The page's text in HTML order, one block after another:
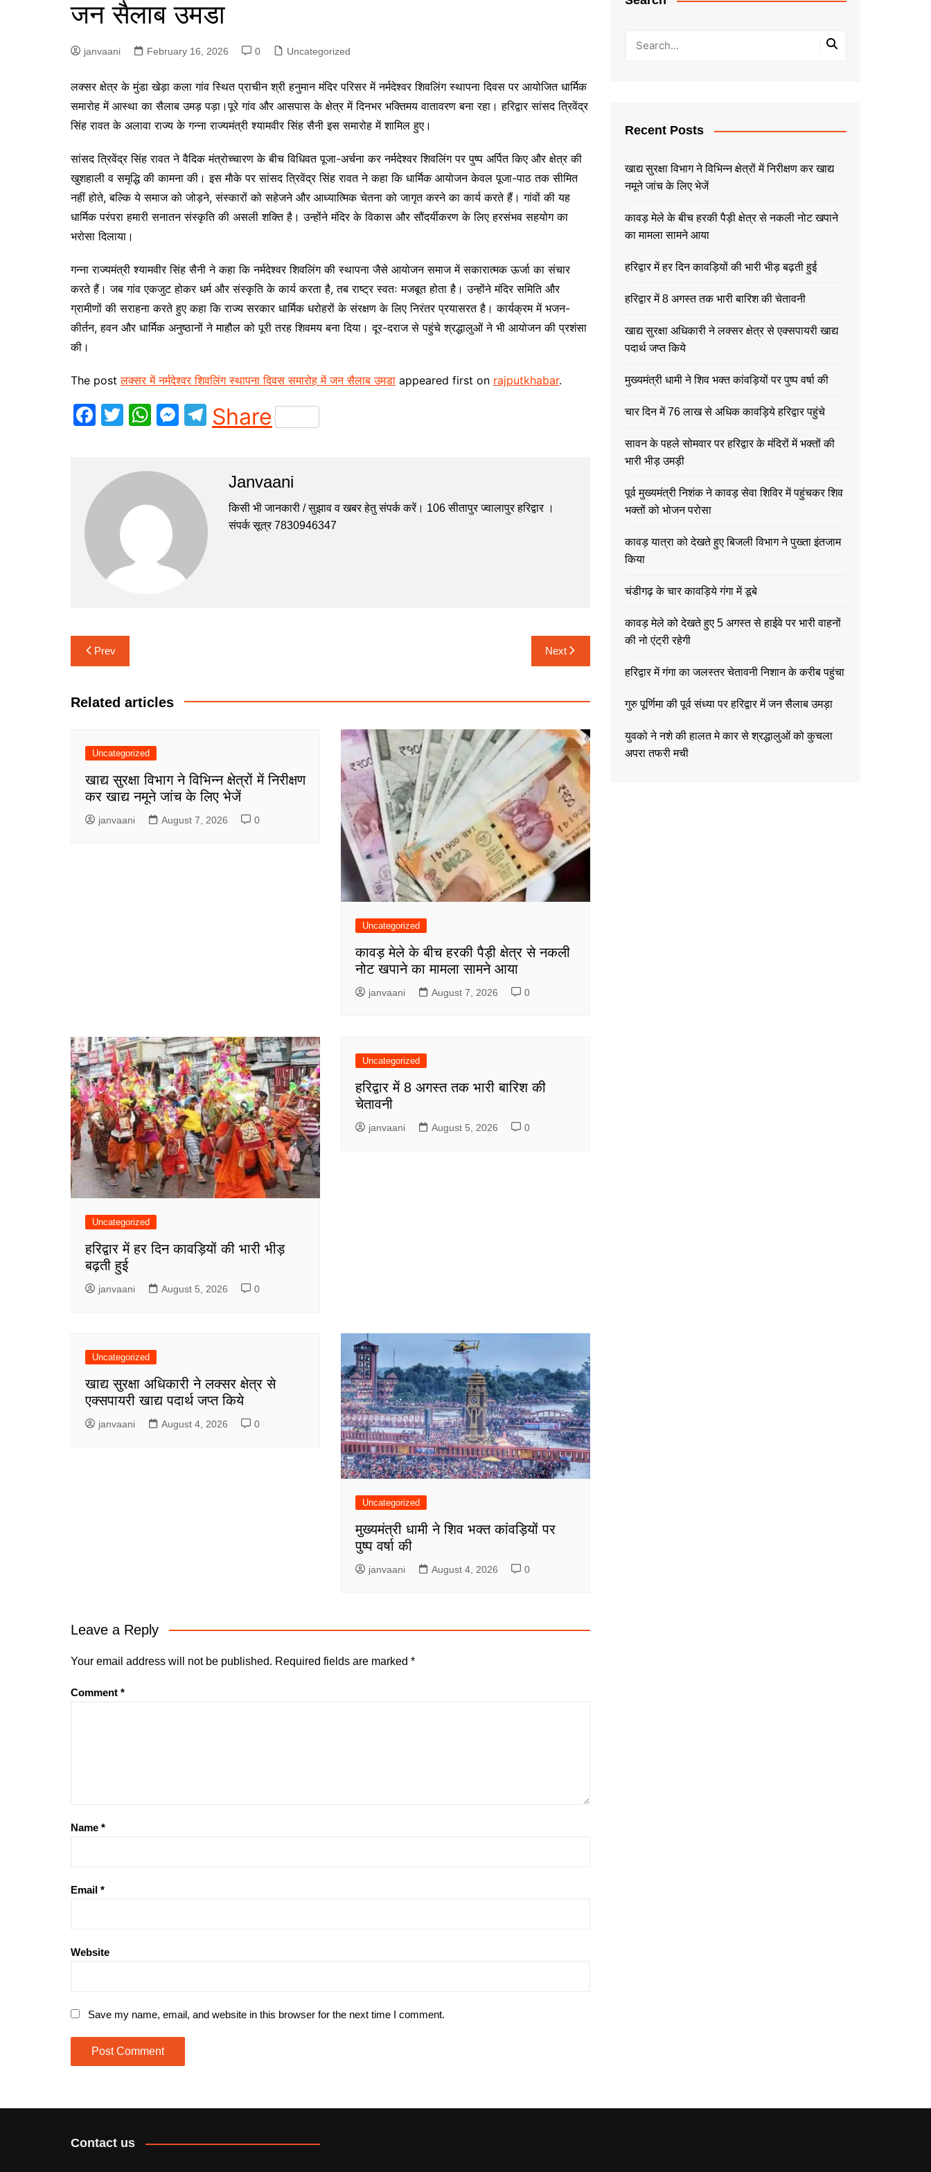
जन सैलाब उमडा
janvaani February 16, 2026 0 Uncategorized
लक्सर क्षेत्र के मुंडा खेड़ा कला गांव स्थित प्राचीन श्री हनुमान मंदिर परिसर में नर्मदेश्वर शिवलिंग स्थापना दिवस पर आयोजित धार्मिक
समारोह में आस्था का सैलाब उमड़ पड़ा।पूरे गांव और आसपास के क्षेत्र में दिनभर भक्तिमय वातावरण बना रहा। हरिद्वार सांसद त्रिवेंद्र
सिंह रावत के अलावा राज्य के गन्ना राज्यमंत्री श्यामवीर सिंह सैनी इस समारोह में शामिल हुए।
सांसद त्रिवेंद्र सिंह रावत ने वैदिक मंत्रोच्चारण के बीच विधिवत पूजा-अर्चना कर नर्मदेश्वर शिवलिंग पर पुष्प अर्पित किए और क्षेत्र की
खुशहाली व समृद्धि की कामना की। इस माैके पर सांसद त्रिवेंद्र सिंह रावत ने कहा कि धार्मिक आयोजन केवल पूजा-पाठ तक सीमित
नहीं होते, बल्कि ये समाज को जोड़ने, संस्कारों को सहेजने और आध्यात्मिक चेतना को जागृत करने का कार्य करते हैं। गांवों की यह
धार्मिक परंपरा हमारी सनातन संस्कृति की असली शक्ति है। उन्होंने मंदिर के विकास और सौंदर्यीकरण के लिए हरसंभव सहयोग का
भरोसा दिलाया।
गन्ना राज्यमंत्री श्यामवीर सिंह सैनी ने कहा कि नर्मदेश्वर शिवलिंग की स्थापना जैसे आयोजन समाज में सकारात्मक ऊर्जा का संचार
करते हैं। जब गांव एकजुट होकर धर्म और संस्कृति के कार्य करता है, तब राष्ट्र स्वतः मजबूत होता है। उन्होंने मंदिर समिति और
ग्रामीणों की सराहना करते हुए कहा कि राज्य सरकार धार्मिक धरोहरों के संरक्षण के लिए निरंतर प्रयासरत है। कार्यक्रम में भजन-
कीर्तन, हवन और धार्मिक अनुष्ठानों ने माहौल को पूरी तरह शिवमय बना दिया। दूर-दराज से पहुंचे श्रद्धालुओं ने भी आयोजन की प्रशंसा
की।
The postलक्सर में नर्मदेश्वर शिवलिंग स्थापना दिवस समारोह में जन सैलाब उमडा appeared first on rajputkhabar.
F
e
b
k
T
er
W
s
A
M
s
er
T
el
m
Share
Janvaani
किसी भी जानकारी / सुझाव व खबर हेतु संपर्क करें। 106 सीतापुर ज्वालापुर हरिद्वार ।
संपर्क सूत्र 7830946347
Post
navigation
Prev Next
Related articles
Uncategorized
खाद्य सुरक्षा विभाग ने विभिन्न क्षेत्रों में निरीक्षण
कर खाद्य नमूने जांच के लिए भेजें
janvaani August 7, 2026 0
Uncategorized
कावड़ मेले के बीच हरकी पैड़ी क्षेत्र से नकली
नोट खपाने का मामला सामने आया
janvaani August 7, 2026 0
Uncategorized
हरिद्वार में हर दिन कावड़ियों की भारी भीड़
बढ़ती हुई
janvaani August 5, 2026 0
Uncategorized
हरिद्वार में 8 अगस्त तक भारी बारिश की
चेतावनी
janvaani August 5, 2026 0
Uncategorized
खाद्य सुरक्षा अधिकारी ने लक्सर क्षेत्र से
एक्सपायरी खाद्य पदार्थ जप्त किये
janvaani August 4, 2026 0
Uncategorized
मुख्यमंत्री धामी ने शिव भक्त कांवड़ियों पर
पुष्प वर्षा की
janvaani August 4, 2026 0
Leave a Reply
Your email address will not be published. Required fields are marked *
Comment *
Name *
Email *
Website
Save my name, email, and website in this browser for the next time I comment.
Recent Posts
खाद्य सुरक्षा विभाग ने विभिन्न क्षेत्रों में निरीक्षण कर खाद्य
नमूने जांच के लिए भेजें
कावड़ मेले के बीच हरकी पैड़ी क्षेत्र से नकली नोट खपाने
का मामला सामने आया
हरिद्वार में हर दिन कावड़ियों की भारी भीड़ बढ़ती हुई
हरिद्वार में 8 अगस्त तक भारी बारिश की चेतावनी
खाद्य सुरक्षा अधिकारी ने लक्सर क्षेत्र से एक्सपायरी खाद्य
पदार्थ जप्त किये
मुख्यमंत्री धामी ने शिव भक्त कांवड़ियों पर पुष्प वर्षा की
चार दिन में 76 लाख से अधिक कावड़िये हरिद्वार पहुंचे
सावन के पहले सोमवार पर हरिद्वार के मंदिरों में भक्तों की
भारी भीड़ उमड़ी
पूर्व मुख्यमंत्री निशंक ने कावड़ सेवा शिविर में पहुंचकर शिव
भक्तों को भोजन परोसा
कावड़ यात्रा को देखते हुए बिजली विभाग ने पुख्ता इंतजाम
किया
चंडीगढ़ के चार कावड़िये गंगा में डूबे
कावड़ मेले को देखते हुए 5 अगस्त से हाईवे पर भारी वाहनों
की नो एंट्री रहेगी
हरिद्वार में गंगा का जलस्तर चेतावनी निशान के करीब पहुंचा
गुरु पूर्णिमा की पूर्व संध्या पर हरिद्वार में जन सैलाब उमड़ा
युवको ने नशे की हालत मे कार से श्रद्धालुओं को कुचला
अपरा तफरी मची
Contact us